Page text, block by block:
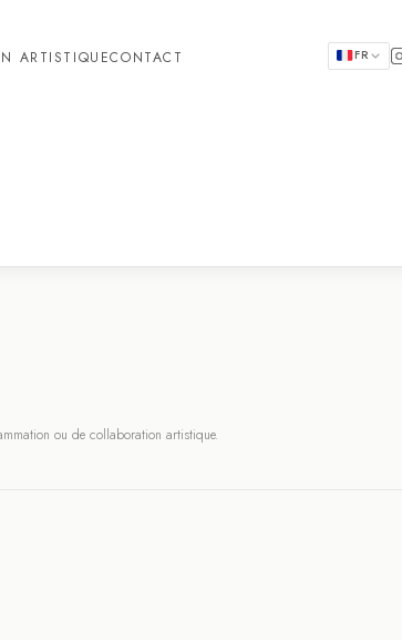
ARTISTIQUECONTACT FR
ou de collaboration artistique.